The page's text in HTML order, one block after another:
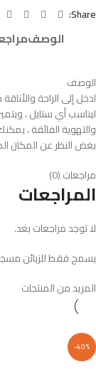
Share:
الوصف
الوصف
ادخل إلى الراحة
ليناسب أي ستايل ،
بغض النظر عن المكان
مراجعات (0)
المراجعات
لا توجد مراجعات بعد.
يسمح فقط للزبائن
المزيد من المنتجات
-40%